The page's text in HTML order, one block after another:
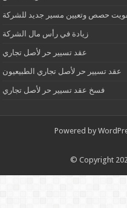
حصص وتعيين مسير جديد للشركة
زيادة في رأس مال الشركة
عقد تسيير حر لأصل تجاري
عقد تسيير حر لأصل تجاري الطبيعيون
فسخ عقد تسيير حر لأصل تجاري
Powered by
© Copyright